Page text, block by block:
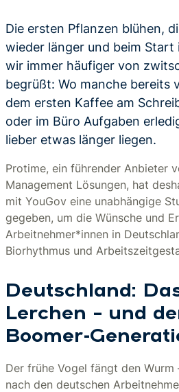
Die ersten Pflanzen blühen,
wieder länger und beim Start
wir immer häufiger von
begrüßt: Wo manche bereits
dem ersten Kaffee am
oder im Büro Aufgaben
lieber etwas länger liegen.
Protime, ein führender Anbieter
Management Lösungen, hat
mit YouGov eine unabhängige
gegeben, um die Wünsche und
Arbeitnehmer*innen in
Biorhythmus und
Deutschland:
Lerchen – und
Boomer-
Der frühe Vogel fängt den Wurm
nach den deutschen